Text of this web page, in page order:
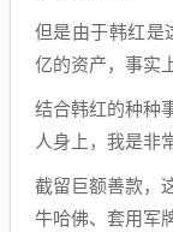
但是由于韩红是
亿的资产，事实
结合韩红的种种
人身上，我是非
截留巨额善款，
牛哈佛、套用军